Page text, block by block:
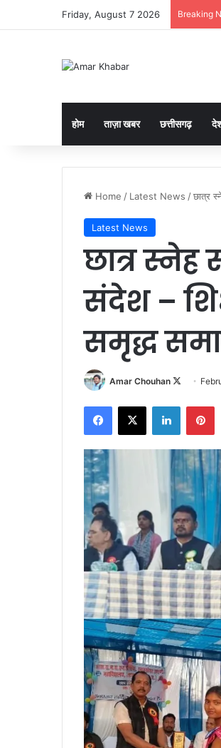
Friday, August 7 2026 Breaking
होम ताज़ा खबर छत्तीसगढ़
Home / Latest News /छात्र
Latest News
छात्र
संदेश –
समृद्ध
Amar Chouhan
Follow
Facebook
X LinkedIn